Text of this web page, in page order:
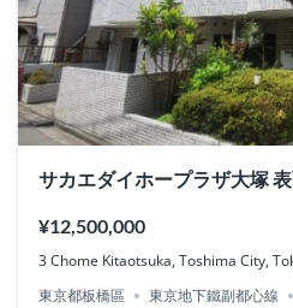
サカエダイホープラザ大塚
¥12,500,000
3 Chome Kitaotsuka, Toshima City,
東京都板橋區
東京地下鐵副都心線